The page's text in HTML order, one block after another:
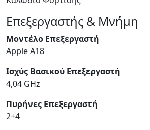
Επεξεργαστής & Μνήμη
Μοντέλο Επεξεργαστή
Apple A18
Ισχύς Βασικού Επεξεργαστή
4,04 GHz
Πυρήνες Επεξεργαστή
2+4